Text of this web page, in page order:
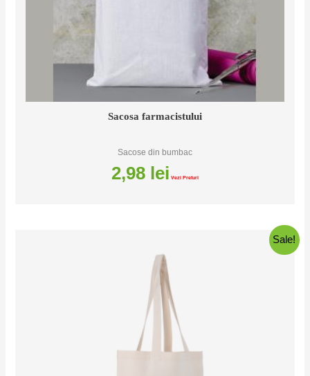
Sacosa farmacistului
Sacose din bumbac
2,98 lei Vezi Preturi
Sale!